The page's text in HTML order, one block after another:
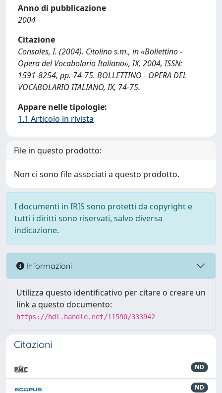
Anno di pubblicazione
2004
Citazione
Consales, I. (2004). Citolino s.m., in «Bollettino -
Opera del Vocabolario Italiano», IX, 2004, ISSN:
1591-8254, pp. 74-75. BOLLETTINO - OPERA DEL
VOCABOLARIO ITALIANO, IX, 74-75.
Appare nelle tipologie:
1.1 Articolo in rivista
File in questo prodotto:
Non ci sono file associati a questo prodotto.
I documenti in IRIS sono protetti da copyright e
tutti i diritti sono riservati, salvo diversa
indicazione.
Informazioni
Utilizza questo identificativo per citare o creare un
link a questo documento:
https://hdl.handle.net/11590/333942
Citazioni
ND
ND